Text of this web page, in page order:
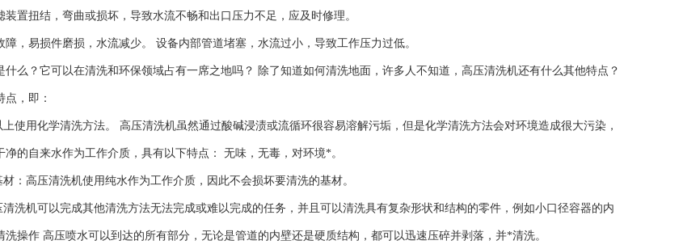
扭结，弯曲或损坏，导致水流不畅和出口压力不足，应及时修理。
易损件磨损，水流减少。 设备内部管道堵塞，水流过小，导致工作压力过低。
？它可以在清洗和环保领域占有一席之地吗？ 除了知道如何清洗地面，许多人不知道，高压清洗机还有什么其他特点？
，即：
用化学清洗方法。 高压清洗机虽然通过酸碱浸渍或流循环很容易溶解污垢，但是化学清洗方法会对环境造成很大污染，
的自来水作为工作介质，具有以下特点： 无味，无毒，对环境*。
高压清洗机使用纯水作为工作介质，因此不会损坏要清洗的基材。
机可以完成其他清洗方法无法完成或难以完成的任务，并且可以清洗具有复杂形状和结构的零件，例如小口径容器的内
洗操作 高压喷水可以到达的所有部分，无论是管道的内壁还是硬质结构，都可以迅速压碎并剥落，并*清洗。